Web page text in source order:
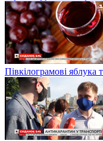
Півкілограмові